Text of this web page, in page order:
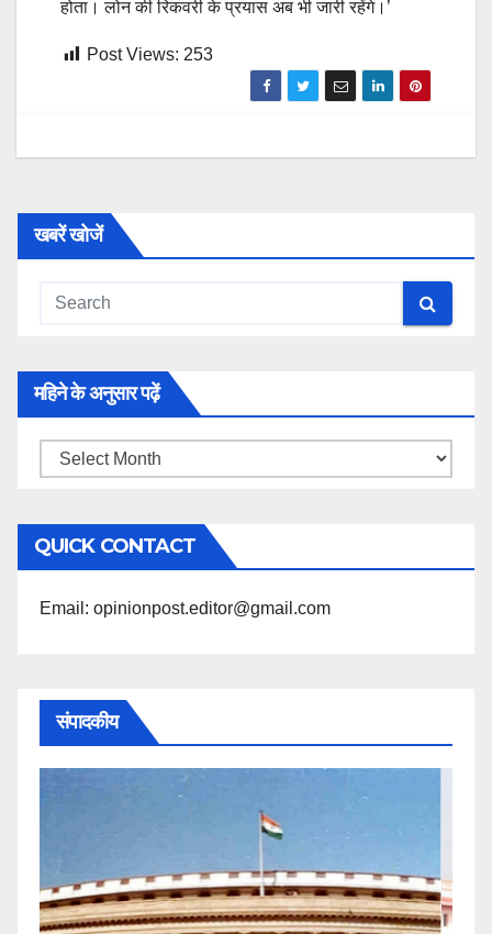
होता। लोन की रिकवरी के प्रयास अब भी जारी रहेंगे।’
Post Views: 253
खबरें खोजें
महिने के अनुसार पढ़ें
महिने
अनुसार
पढ़ें
QUICK CONTACT
Email: opinionpost.editor@gmail.com
संपादकीय